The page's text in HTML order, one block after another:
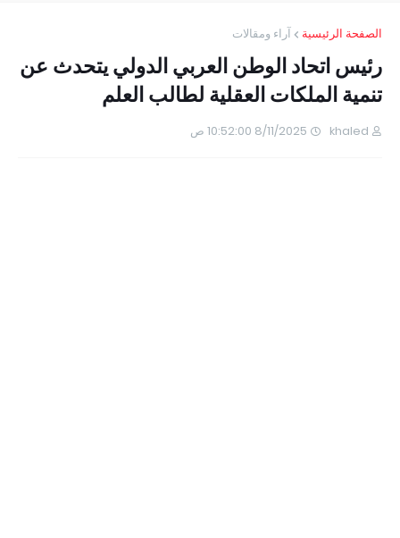
الصفحة الرئيسية آراء ومقالات
رئيس اتحاد الوطن العربي الدولي يتحدث عن
تنمية الملكات العقلية لطالب العلم
khaled 8/11/2025 10:52:00 ص